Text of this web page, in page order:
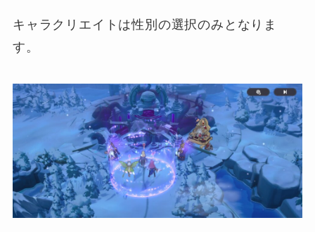
キャラクリエイトは性別の選択のみとなりま
す。